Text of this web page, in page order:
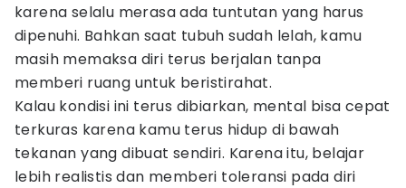
karena selalu merasa ada tuntutan yang harus
dipenuhi. Bahkan saat tubuh sudah lelah, kamu
masih memaksa diri terus berjalan tanpa
memberi ruang untuk beristirahat.
Kalau kondisi ini terus dibiarkan, mental bisa cepat
terkuras karena kamu terus hidup di bawah
tekanan yang dibuat sendiri. Karena itu, belajar
lebih realistis dan memberi toleransi pada diri